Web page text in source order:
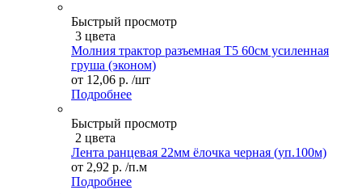
Быстрый просмотр
3 цвета
Молния трактор разъемная Т5 60см усиленная
груша (эконом)
от 12,06 р. /шт
Подробнее
Быстрый просмотр
2 цвета
Лента ранцевая 22мм ёлочка черная (уп.100м)
от 2,92 р. /п.м
Подробнее